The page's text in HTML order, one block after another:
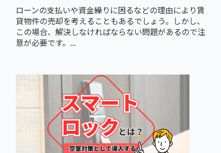
ローンの支払いや資金繰りに困るなどの理由により賃
貸物件の売却を考えることもあるでしょう。しかし、
この場合、解決しなければならない問題があるので注
意が必要です。...